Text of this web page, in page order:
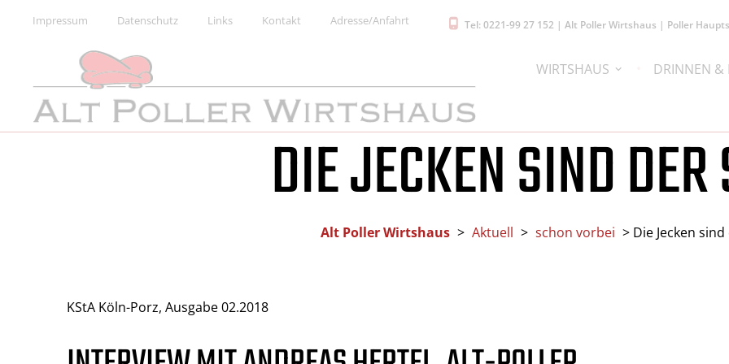
Impressum Datenschutz Links Kontakt Adresse/Anfahrt Tel: 0221-99 27 152 | Alt Poller Wirtshaus | Poller
ALT POLLER WIRTSHAUS
Kneipe, Restaurant & Kulturlokal
WIRTSHAUS DRINNEN &
DIE JECKEN SIND DER
Alt Poller Wirtshaus > Aktuell > schon vorbei > Die Jecken
KStA Köln-Porz, Ausgabe 02.2018